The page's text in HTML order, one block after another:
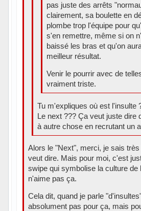
pas juste des arrêts
clairement, sa boulette en
plombe trop l'équipe pour
s'en remettre, même si on
baissé les bras et qu'on
meilleur résultat.
Venir le pourrir avec de
vraiment triste.
Tu m'expliques où est l'insulte
Le next ??? Ça veut juste dire
à autre chose en recrutant un
Alors le "Next", merci, je sais
veut dire. Mais pour moi, c'est
swipe qui symbolise la culture de
n'aime pas ça.
Cela dit, quand je parle
absolument pas pour ça, mais